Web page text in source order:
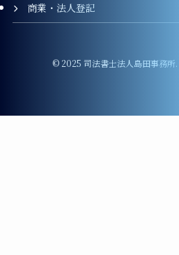
商業・法人登記
© 2025 司法書士法人島田事務所